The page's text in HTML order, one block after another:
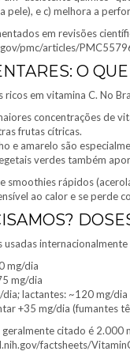
pele), e c) melhora a
em revisões
pmc/articles/
O
em vitamina C. No
concentrações de
frutas cítricas.
e amarelo são
verdes também
smoothies rápidos
ao calor e se perde
usadas
mg/dia
mg/dia
lactantes: ~120 mg/dia
+35 mg/dia (fumantes
citado é 2.000
factsheets/